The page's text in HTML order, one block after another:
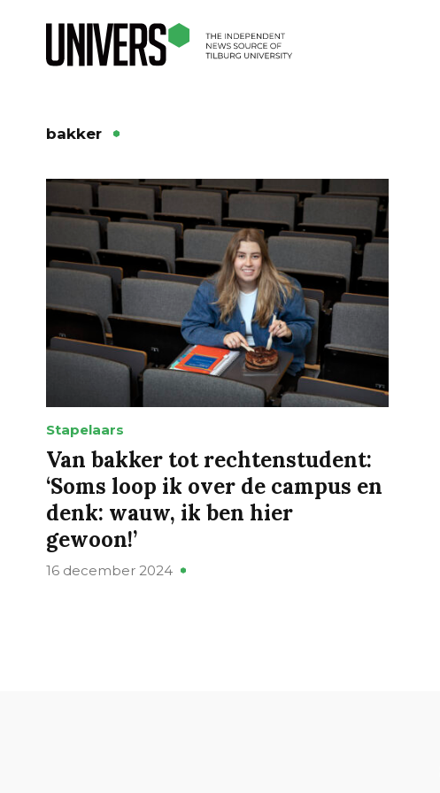
bakker
Stapelaars
Van bakker tot rechtenstudent:
‘Soms loop ik over de campus en
denk: wauw, ik ben hier
gewoon!’
16 december 2024